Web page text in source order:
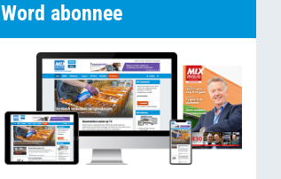
Word abonnee